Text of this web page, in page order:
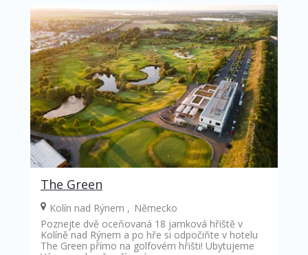
The Green
Kolín nad Rýnem
Německo
Poznejte dvě oceňovaná 18 jamková hřiště v
Kolíně nad Rýnem a po hře si odpočiňte v hotelu
The Green přímo na golfovém hřišti! Ubytujeme